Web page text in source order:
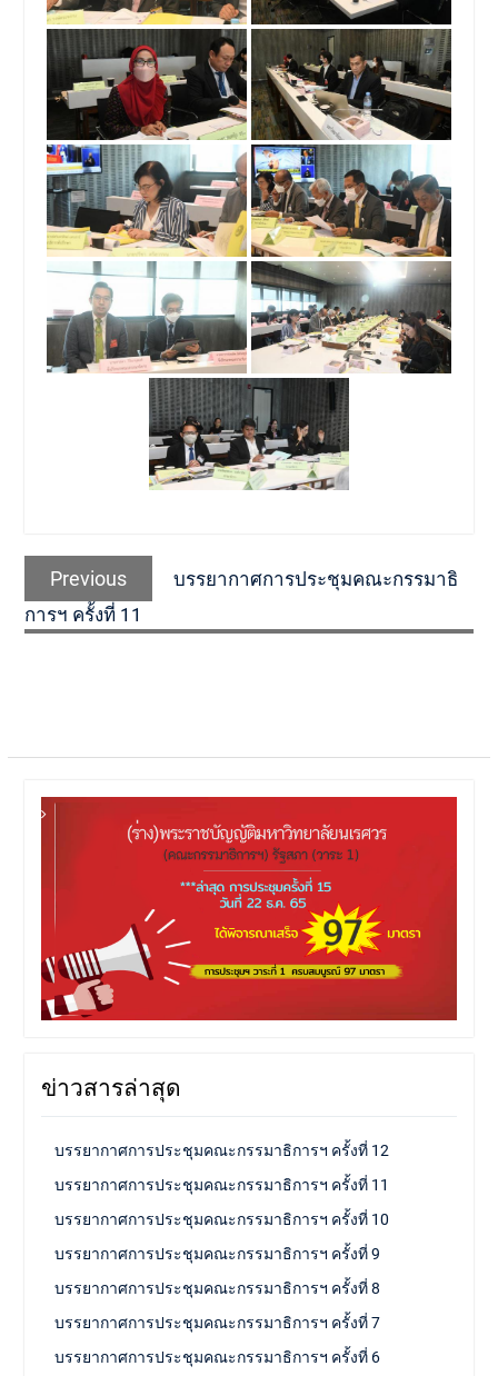
Post
navigation
Previous
post:
บรรยากาศการประชุมคณะกรรมาธิ
การฯ ครั้งที่ 11
ข่าวสารล่าสุด
บรรยากาศการประชุมคณะกรรมาธิการฯ ครั้งที่ 12
บรรยากาศการประชุมคณะกรรมาธิการฯ ครั้งที่ 11
บรรยากาศการประชุมคณะกรรมาธิการฯ ครั้งที่ 10
บรรยากาศการประชุมคณะกรรมาธิการฯ ครั้งที่ 9
บรรยากาศการประชุมคณะกรรมาธิการฯ ครั้งที่ 8
บรรยากาศการประชุมคณะกรรมาธิการฯ ครั้งที่ 7
บรรยากาศการประชุมคณะกรรมาธิการฯ ครั้งที่ 6